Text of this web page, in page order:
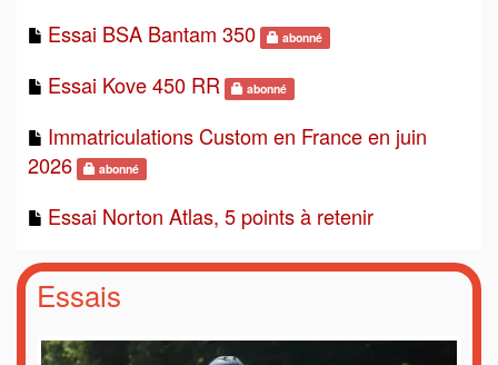
Essai BSA Bantam 350
abonné
Essai Kove 450 RR abonné
Immatriculations Custom en France en juin
2026
abonné
Essai Norton Atlas, 5 points à retenir
Essais